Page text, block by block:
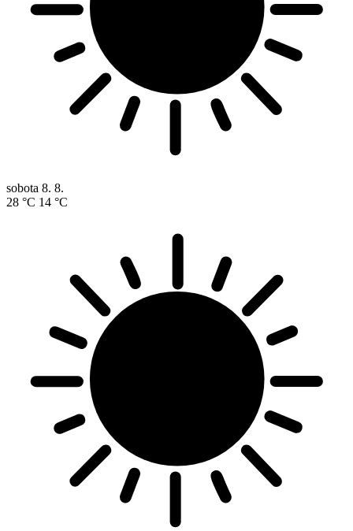
sobota 8. 8.
28 °C 14 °C